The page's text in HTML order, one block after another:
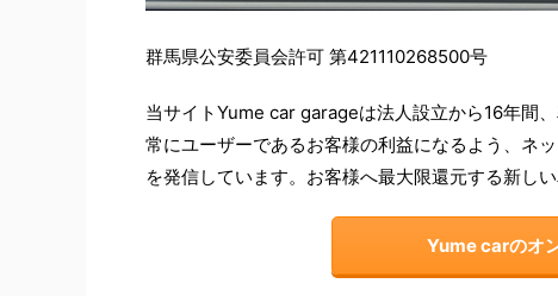
群馬県公安委員会許可 第421110268500号
当サイトYume car garageは法人設立から16年間
常にユーザーであるお客様の利益になるよう、ネ
を発信しています。お客様へ最大限還元する新し
Yume carのオ